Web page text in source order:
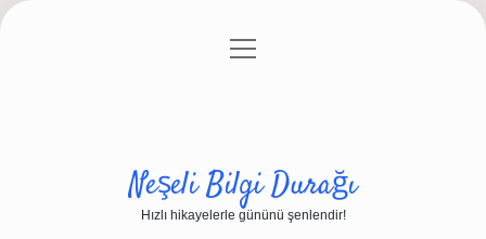
Gizlilik Politikası
menüyü
Neşeli Bilgi Durağı
Hızlı hikayelerle gününü şenlendir!